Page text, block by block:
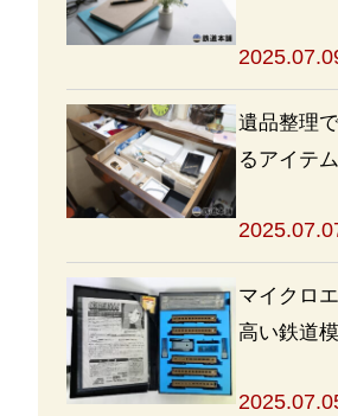
めよう
遺品整理
るアイテ
も
マイクロ
高い鉄道